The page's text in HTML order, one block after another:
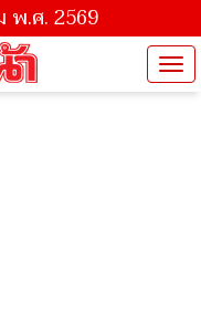
พ.ศ. 2569